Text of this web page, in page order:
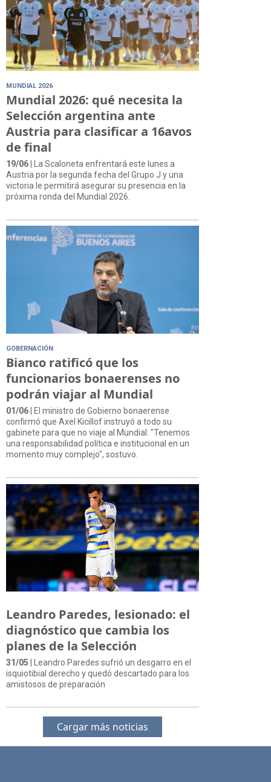
MUNDIAL 2026
Mundial 2026: qué necesita la
Selección argentina ante
Austria para clasificar a 16avos
de final
19/06 | La Scaloneta enfrentará este lunes a
Austria por la segunda fecha del Grupo J y una
victoria le permitirá asegurar su presencia en la
próxima ronda del Mundial 2026.
GOBERNACIÓN
Bianco ratificó que los
funcionarios bonaerenses no
podrán viajar al Mundial
01/06 | El ministro de Gobierno bonaerense
confirmó que Axel Kicillof instruyó a todo su
gabinete para que no viaje al Mundial. "Tenemos
una responsabilidad política e institucional en un
momento muy complejo", sostuvo.
Leandro Paredes, lesionado: el
diagnóstico que cambia los
planes de la Selección
31/05 | Leandro Paredes sufrió un desgarro en el
isquiotibial derecho y quedó descartado para los
amistosos de preparación
Cargar más noticias